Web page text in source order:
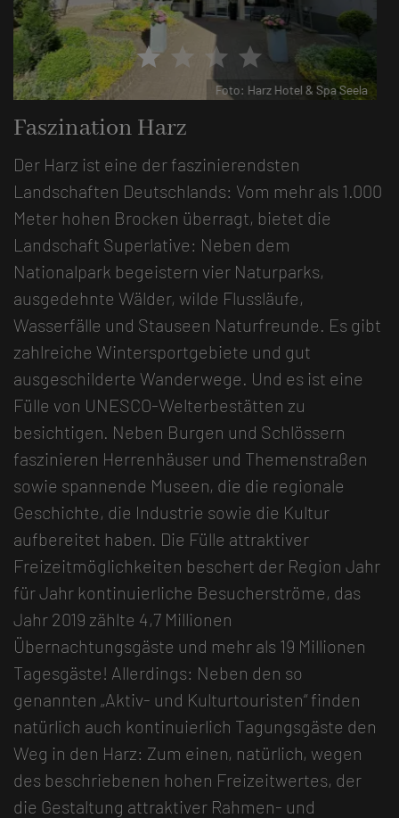
star star star star
Foto: Harz Hotel & Spa Seela
Faszination Harz
Der Harz ist eine der faszinierendsten
Landschaften Deutschlands: Vom mehr als 1.000
Meter hohen Brocken überragt, bietet die
Landschaft Superlative: Neben dem
Nationalpark begeistern vier Naturparks,
ausgedehnte Wälder, wilde Flussläufe,
Wasserfälle und Stauseen Naturfreunde. Es gibt
zahlreiche Wintersportgebiete und gut
ausgeschilderte Wanderwege. Und es ist eine
Fülle von UNESCO-Welterbestätten zu
besichtigen. Neben Burgen und Schlössern
faszinieren Herrenhäuser und Themenstraßen
sowie spannende Museen, die die regionale
Geschichte, die Industrie sowie die Kultur
aufbereitet haben. Die Fülle attraktiver
Freizeitmöglichkeiten beschert der Region Jahr
für Jahr kontinuierliche Besucherströme, das
Jahr 2019 zählte 4,7 Millionen
Übernachtungsgäste und mehr als 19 Millionen
Tagesgäste! Allerdings: Neben den so
genannten „Aktiv- und Kulturtouristen“ finden
natürlich auch kontinuierlich Tagungsgäste den
Weg in den Harz: Zum einen, natürlich, wegen
des beschriebenen hohen Freizeitwertes, der
die Gestaltung attraktiver Rahmen- und